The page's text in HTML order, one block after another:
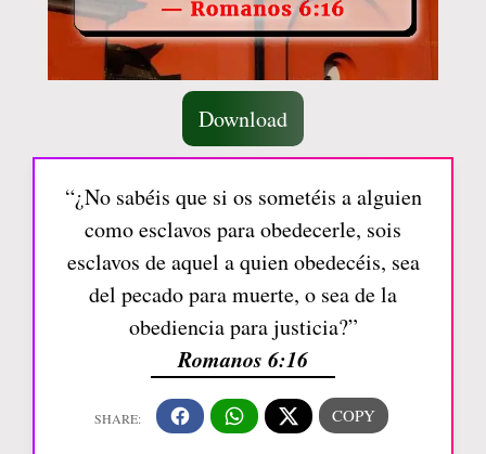
Download
“¿No sabéis que si os sometéis a alguien
como esclavos para obedecerle, sois
esclavos de aquel a quien obedecéis, sea
del pecado para muerte, o sea de la
obediencia para justicia?”
Romanos 6:16